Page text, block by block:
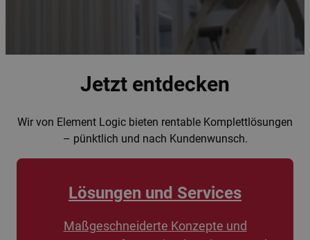
Jetzt entdecken
Wir von Element Logic bieten rentable Komplettlösungen
– pünktlich und nach Kundenwunsch.
Lösungen und Services
Maßgeschneiderte Konzepte und